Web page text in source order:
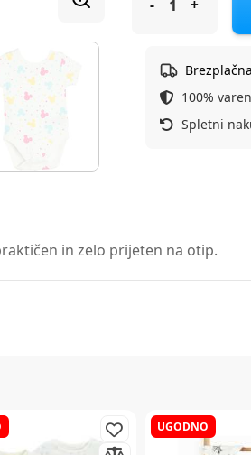
100%
Spletni
in zelo prijeten na otip.
UGODNO